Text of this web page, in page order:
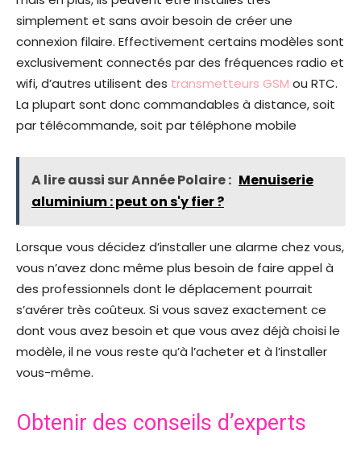
simplement et sans avoir besoin de créer une
connexion filaire. Effectivement certains modèles sont
exclusivement connectés par des fréquences radio et
wifi, d’autres utilisent des transmetteurs GSM ou RTC.
La plupart sont donc commandables à distance, soit
par télécommande, soit par téléphone mobile
A lire aussi sur Année Polaire : Menuiserie
aluminium : peut on s'y fier ?
Lorsque vous décidez d’installer une alarme chez vous,
vous n’avez donc même plus besoin de faire appel à
des professionnels dont le déplacement pourrait
s’avérer très coûteux. Si vous savez exactement ce
dont vous avez besoin et que vous avez déjà choisi le
modèle, il ne vous reste qu’à l’acheter et à l’installer
vous-même.
Obtenir des conseils d’experts